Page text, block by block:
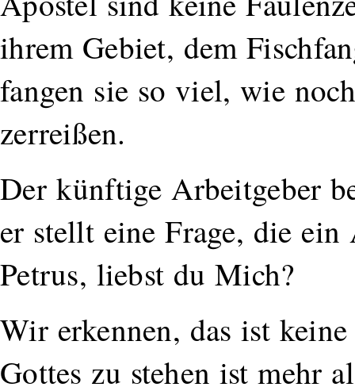
ihrem Gebiet, dem
fangen sie so viel, wie
zerreißen.
Der künftige Arbeitgeber
er stellt eine Frage, die
Petrus, liebst du Mich?
Wir erkennen, das ist
Gottes zu stehen ist mehr